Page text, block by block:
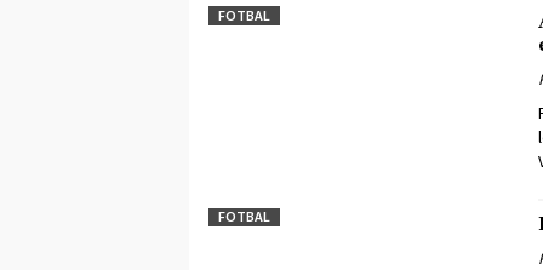
FOTBAL
FOTBAL